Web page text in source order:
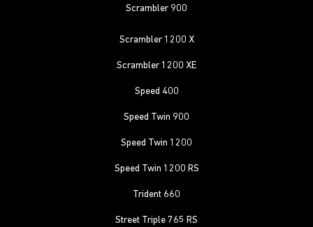
Scrambler 900
Scrambler 1200 X
Scrambler 1200 XE
Speed 400
Speed Twin 900
Speed Twin 1200
Speed Twin 1200 RS
Trident 660
Street Triple 765 RS